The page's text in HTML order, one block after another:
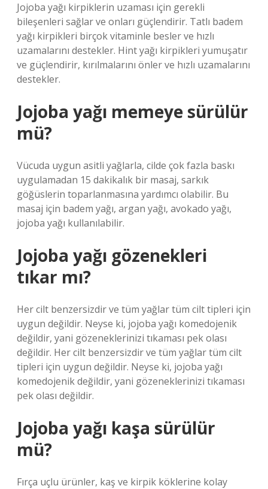
Jojoba yağı kirpiklerin uzaması için gerekli
bileşenleri sağlar ve onları güçlendirir. Tatlı badem
yağı kirpikleri birçok vitaminle besler ve hızlı
uzamalarını destekler. Hint yağı kirpikleri yumuşatır
ve güçlendirir, kırılmalarını önler ve hızlı uzamalarını
destekler.
Jojoba yağı memeye sürülür
mü?
Vücuda uygun asitli yağlarla, cilde çok fazla baskı
uygulamadan 15 dakikalık bir masaj, sarkık
göğüslerin toparlanmasına yardımcı olabilir. Bu
masaj için badem yağı, argan yağı, avokado yağı,
jojoba yağı kullanılabilir.
Jojoba yağı gözenekleri
tıkar mı?
Her cilt benzersizdir ve tüm yağlar tüm cilt tipleri için
uygun değildir. Neyse ki, jojoba yağı komedojenik
değildir, yani gözeneklerinizi tıkaması pek olası
değildir. Her cilt benzersizdir ve tüm yağlar tüm cilt
tipleri için uygun değildir. Neyse ki, jojoba yağı
komedojenik değildir, yani gözeneklerinizi tıkaması
pek olası değildir.
Jojoba yağı kaşa sürülür
mü?
Fırça uçlu ürünler, kaş ve kirpik köklerine kolay